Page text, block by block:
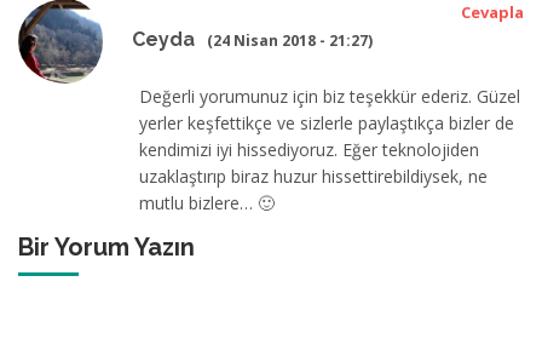
Ceyda (24 Nisan 2018 - 21:27)
Cevapla
Değerli yorumunuz için biz teşekkür ederiz. Güzel
yerler keşfettikçe ve sizlerle paylaştıkça bizler de
kendimizi iyi hissediyoruz. Eğer teknolojiden
uzaklaştırıp biraz huzur hissettirebildiysek, ne
mutlu bizlere… 🙂
Bir Yorum Yazın